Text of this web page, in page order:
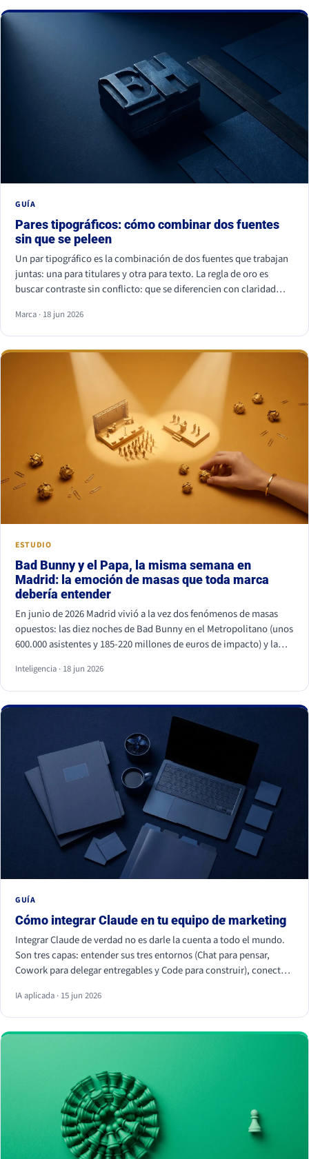
La buena noticia: todos se corrigen con criterio, no con
presupuesto.
GUÍA
Pares tipográficos: cómo combinar dos fuentes
sin que se peleen
Un par tipográfico es la combinación de dos fuentes que trabajan
juntas: una para titulares y otra para texto. La regla de oro es
buscar contraste sin conflicto: que se diferencien con claridad
combinación más segura es serif para titular y sans serif para
texto, o al revés. Lo que nunca funciona es juntar dos fuentes
parecidas pero no iguales: el ojo nota el choque aunque no sepa
Marca · 18 jun 2026
ESTUDIO
Bad Bunny y el Papa, la misma semana en
Madrid: la emoción de masas que toda marca
debería entender
En junio de 2026 Madrid vivió a la vez dos fenómenos de masas
opuestos: las diez noches de Bad Bunny en el Metropolitano (unos
600.000 asistentes y 185-220 millones de euros de impacto) y la
Bernabéu llenos. Superficies distintas, mismo motor: necesidades
humanas profundas (pertenencia, identidad, comunidad y
trascendencia). Para una marca, los dos enseñan lo mismo: la
emoción a escala no se fabrica, se entiende y se respeta, y entrar
en esos momentos sin criterio sale caro.
Inteligencia · 18 jun 2026
GUÍA
Cómo integrar Claude en tu equipo de marketing
Integrar Claude de verdad no es darle la cuenta a todo el mundo.
Son tres capas: entender sus tres entornos (Chat para pensar,
Cowork para delegar entregables y Code para construir), conectar
para que trabaje con tus datos, y crear Skills que conviertan
vuestra forma de trabajar en algo repetible. La magia no está en el
chat, está en los conectores y los Skills.
IA aplicada · 15 jun 2026